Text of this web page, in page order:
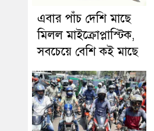
এবার পাঁচ দেশি মাছে
মিলল মাইক্রোপ্লাস্টিক,
সবচেয়ে বেশি কই মাছে